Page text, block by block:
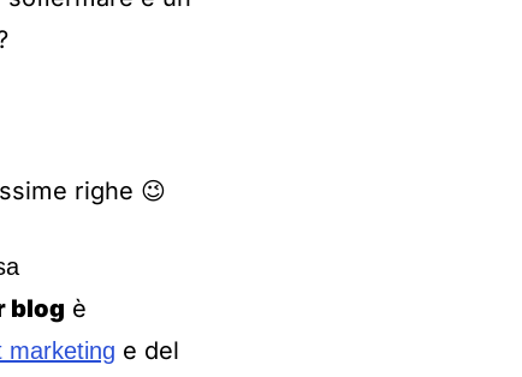
righe 😉
blog è
marketing e del